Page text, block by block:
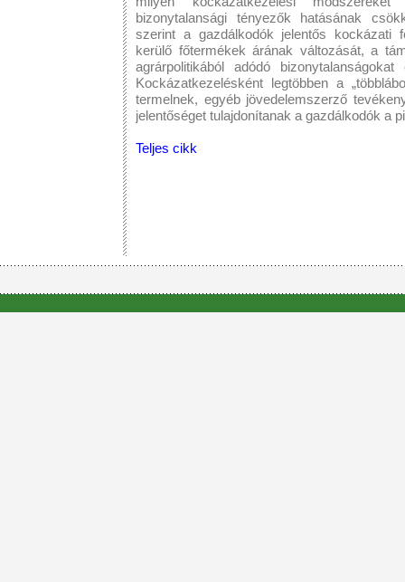
bizonytalansági tényezők hatásának
szerint a gazdálkodók jelentős kockázati
kerülő főtermékek árának változását, a
agrárpolitikából adódó
Kockázatkezelésként legtöbben a
termelnek, egyéb jövedelemszerző
jelentőséget tulajdonítanak a gazdálkodók a
Teljes cikk